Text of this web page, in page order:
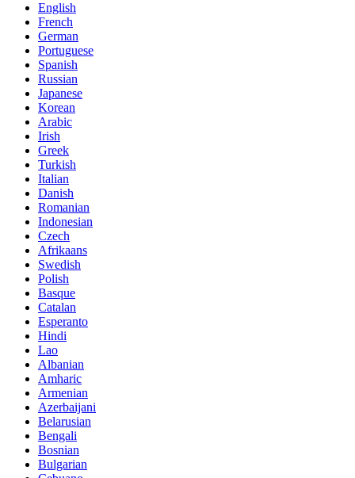
English
French
German
Portuguese
Spanish
Russian
Japanese
Korean
Arabic
Irish
Greek
Turkish
Italian
Danish
Romanian
Indonesian
Czech
Afrikaans
Swedish
Polish
Basque
Catalan
Esperanto
Hindi
Lao
Albanian
Amharic
Armenian
Azerbaijani
Belarusian
Bengali
Bosnian
Bulgarian